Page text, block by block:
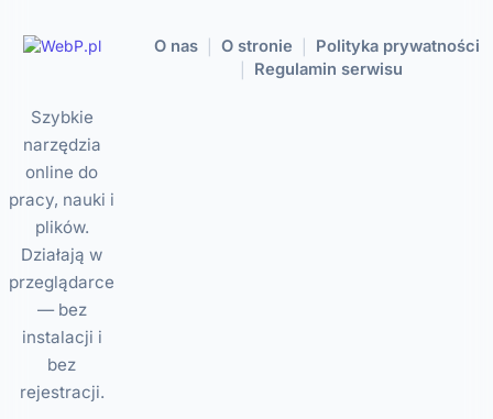
Szybkie
narzędzia
online do
pracy, nauki i
plików.
Działają w
przeglądarce
— bez
instalacji i
bez
rejestracji.
O nas O stronie Polityka prywatności
Regulamin serwisu